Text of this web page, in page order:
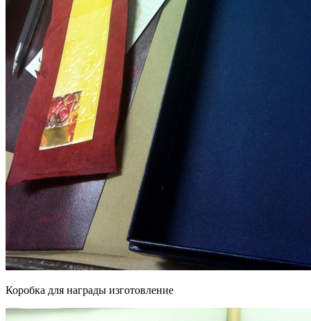
Коробка для награды изготовление